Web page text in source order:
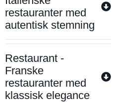
restauranter med
autentisk stemning
Restaurant -
Franske
restauranter med
klassisk elegance